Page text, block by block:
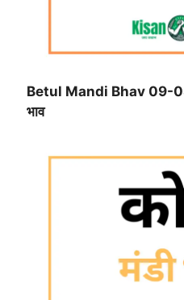
Betul Mandi Bhav 09-
भाव